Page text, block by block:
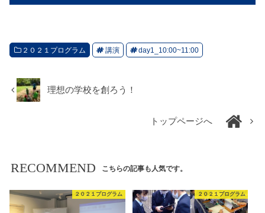
２０２１プログラム 講演 day1_10:00~11:00
理想の学校を創ろう！
トップページへ
RECOMMEND こちらの記事も人気です。
２０２１プログラム ２０２１プログラム